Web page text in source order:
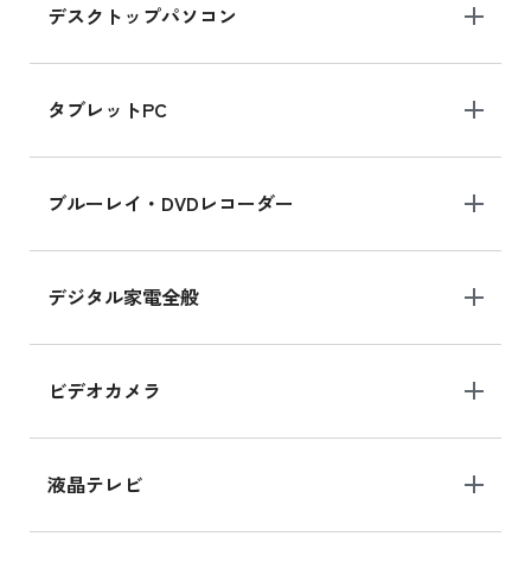
デスクトップパソコン
タブレットPC
ブルーレイ・DVDレコーダー
デジタル家電全般
ビデオカメラ
液晶テレビ
iPad mini シリーズ 2024
iPad mini 8.3インチ の新品買取価格
iPhone 16 シリーズ
iPhone 16 の新品買取価格
iPad Air 11インチ シリーズ
iPad Air 11インチ の新品買取価格
iPhone 15 128GB シリーズ
iPhone 15 128GB の新品買取価格